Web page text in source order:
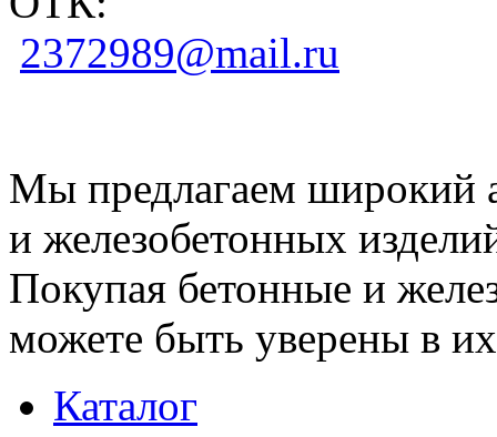
2372989@mail.ru
Мы предлагаем широкий
и железобетонных
Покупая бетонные и
можете быть уверены в их
Каталог